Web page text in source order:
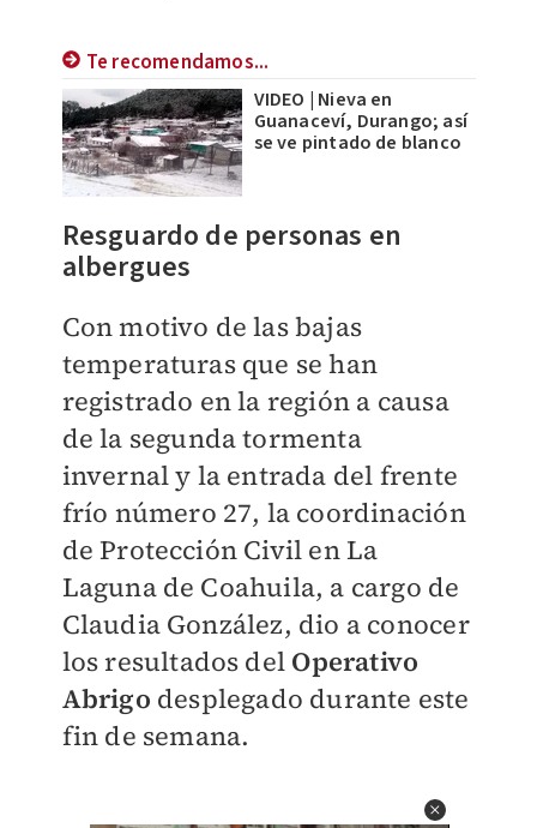
Te recomendamos...
VIDEO | Nieva en
Guanaceví, Durango; así
se ve pintado de blanco
Resguardo de personas en
albergues
Con motivo de las bajas
temperaturas que se han
registrado en la región a causa
de la segunda tormenta
invernal y la entrada del frente
frío número 27, la coordinación
de Protección Civil en La
Laguna de Coahuila, a cargo de
Claudia González, dio a conocer
los resultados del Operativo
Abrigo desplegado durante este
fin de semana.